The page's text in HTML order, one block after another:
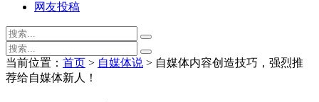
网友投稿
当前位置： 首页 > 自媒体说 > 自媒体内容创造技巧，强烈推
荐给自媒体新人！